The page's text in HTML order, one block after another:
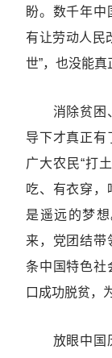
盼。数千年中
有让劳动人民
世”，也没能真
消除贫困、
导下才真正有
广大农民“打
吃、有衣穿，
是遥远的梦
来，党团结带
条中国特色社
口成功脱贫，
放眼中国历